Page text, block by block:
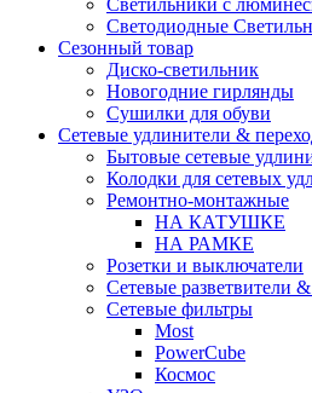
Светильники с
Светодиодные
Сезонный товар
Диско-светильник
Новогодние гирлянды
Сушилки для обуви
Сетевые удлинители &
Бытовые сетевые
Колодки для сетевых
Ремонтно-монтажные
НА КАТУШКЕ
НА РАМКЕ
Розетки и выключатели
Сетевые разветвители
Сетевые фильтры
Most
PowerCube
Космос